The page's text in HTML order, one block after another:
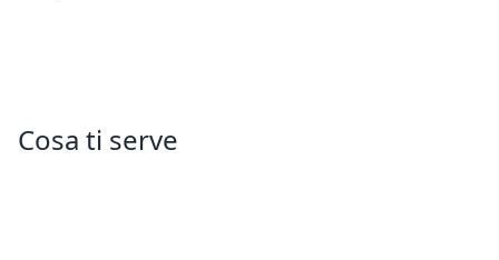
Cosa ti serve